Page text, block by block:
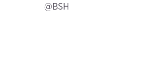
@BSH